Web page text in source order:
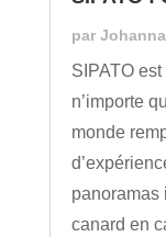
par
SIPATO
n’importe
monde
panoramas
canard en